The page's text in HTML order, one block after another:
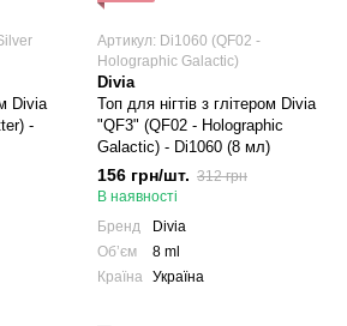
Divia
-
Артикул: Di1060 (QF02 -
Holographic Galactic)
Divia
Топ для нігтів з глітером Divia
"QF3" (QF02 - Holographic
Galactic) - Di1060 (8 мл)
156 грн/шт. 312 грн
В наявності
Бренд
Divia
Обʼєм
8 ml
Країна Україна